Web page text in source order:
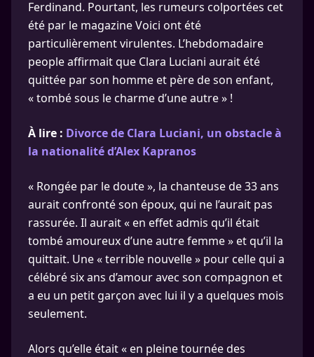
Ferdinand. Pourtant, les rumeurs colportées cet
été par le magazine Voici ont été
particulièrement virulentes. L’hebdomadaire
people affirmait que Clara Luciani aurait été
quittée par son homme et père de son enfant,
« tombé sous le charme d’une autre » !
À lire : Divorce de Clara Luciani, un obstacle à
la nationalité d’Alex Kapranos
« Rongée par le doute », la chanteuse de 33 ans
aurait confronté son époux, qui ne l’aurait pas
rassurée. Il aurait « en effet admis qu’il était
tombé amoureux d’une autre femme » et qu’il la
quittait. Une « terrible nouvelle » pour celle qui a
célébré six ans d’amour avec son compagnon et
a eu un petit garçon avec lui il y a quelques mois
seulement.
Alors qu’elle était « en pleine tournée des